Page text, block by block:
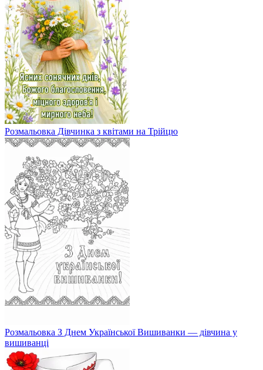
Розмальовка Дівчинка з квітами на Трійцю
Розмальовка З Днем Української Вишиванки — дівчина у
вишиванці